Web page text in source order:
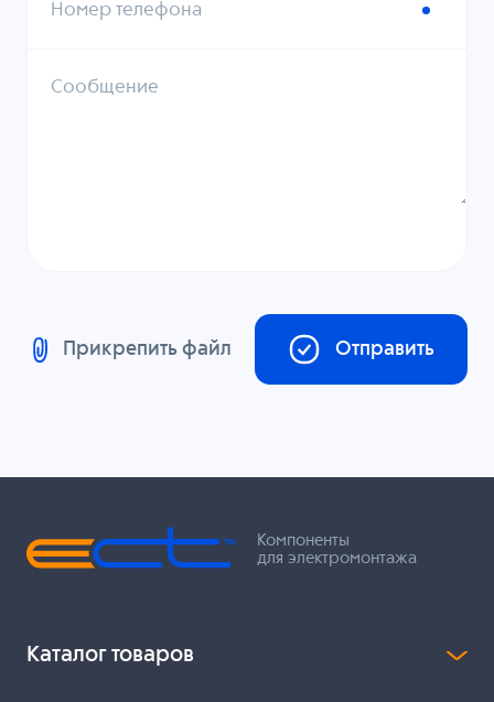
Номер телефона
Сообщение
Прикрепить файл Отправить
Компоненты
для электромонтажа
Каталог товаров